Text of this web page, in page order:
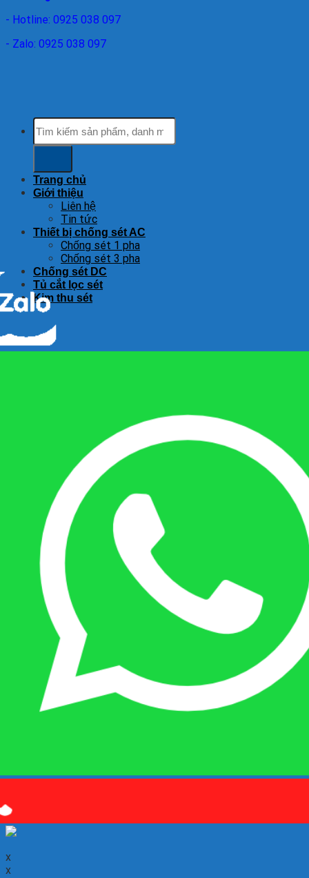
- Hotline: 0925 038 097
- Zalo: 0925 038 097
Tìm
kiếm:
Trang chủ
Giới thiệu
Liên hệ
Tin tức
Thiết bị chống sét AC
Chống sét 1 pha
Chống sét 3 pha
Chống sét DC
Tủ cắt lọc sét
Kim thu sét
097
x
x